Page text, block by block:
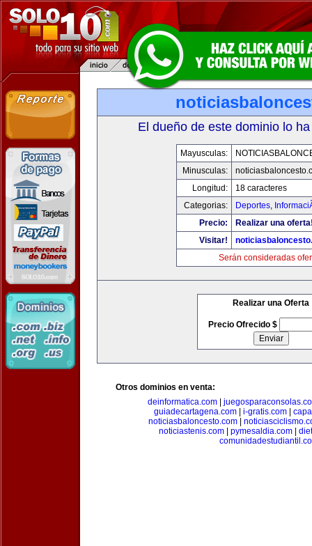
El dueño de este dominio lo
Mayusculas:
Minusculas:
Longitud:
18 caracteres
Categorias:
Deportes,
Precio:
Realizar una
Visitar!
Serán consideradas
Realizar una Oferta
Precio Ofrecido $
Otros dominios en venta:
deinformatica.com
guiadecartagena.com| i-gratis.com|
noticiasbaloncesto.com
noticiastenis.com
pymesaldia.com